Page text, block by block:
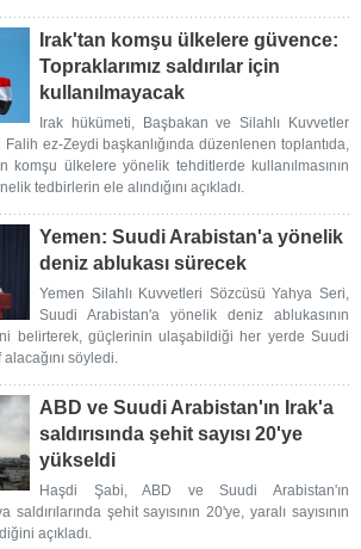
Irak'tan komşu ülkelere güvence:
Topraklarımız saldırılar için
kullanılmayacak
Irak hükümeti, Başbakan ve Silahlı Kuvvetler
Falih ez-Zeydi başkanlığında düzenlenen toplantıda,
komşu ülkelere yönelik tehditlerde kullanılmasının
tedbirlerin ele alındığını açıkladı.
Yemen: Suudi Arabistan'a yönelik
deniz ablukası sürecek
Yemen Silahlı Kuvvetleri Sözcüsü Yahya Seri,
Suudi Arabistan'a yönelik deniz ablukasının
belirterek, güçlerinin ulaşabildiği her yerde Suudi
söyledi.
ABD ve Suudi Arabistan'ın Irak'a
saldırısında şehit sayısı 20'ye
yükseldi
Haşdi Şabi, ABD ve Suudi Arabistan'ın
şehit sayısının 20'ye, yaralı sayısının
açıkladı.